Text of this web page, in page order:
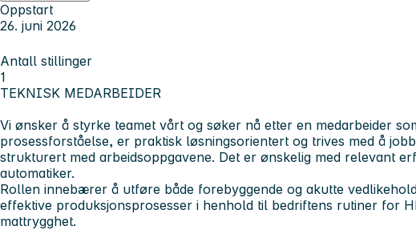
Oppstart
26. juni 2026
Antall stillinger
1
TEKNISK MEDARBEIDER
Vi ønsker å styrke teamet vårt og søker nå etter en medarbeider
prosessforståelse, er praktisk løsningsorientert og trives med å
strukturert med arbeidsoppgavene. Det er ønskelig med relevant
automatiker.
Rollen innebærer å utføre både forebyggende og akutte
effektive produksjonsprosesser i henhold til bedriftens rutiner for
mattrygghet.